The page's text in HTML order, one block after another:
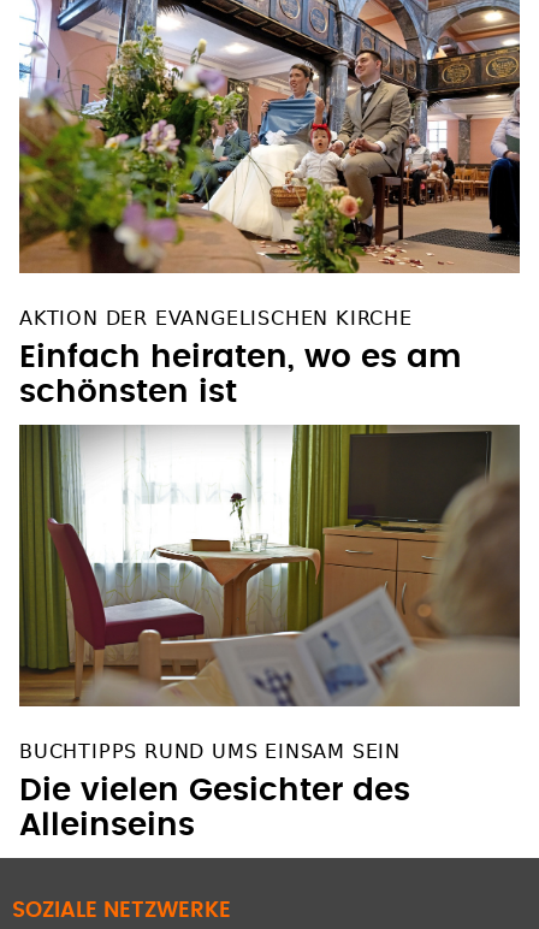
AKTION DER EVANGELISCHEN KIRCHE
Einfach heiraten, wo es am
schönsten ist
BUCHTIPPS RUND UMS EINSAM SEIN
Die vielen Gesichter des
Alleinseins
SOZIALE NETZWERKE